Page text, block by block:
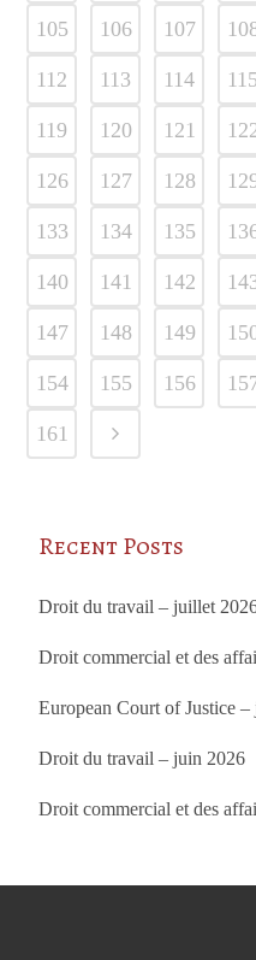
105 106 107
112 113 114 115
119 120 121
126 127 128
133 134 135
140 141 142
147 148 149
154 155 156
161
Recent Posts
Droit du travail – juillet
Droit commercial et des
European Court of Justice
Droit du travail – juin 2026
Droit commercial et des